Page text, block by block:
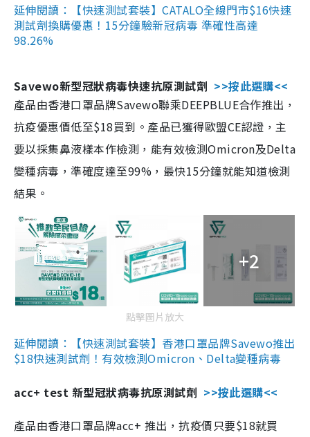
延伸閱讀：【快速測試套裝】CATALO全線門市$16快速
測試劑換購優惠！15分鐘驗新冠病毒 準確性高達
98.26%
Savewo新型冠狀病毒快速抗原測試劑 >>按此選購<<
產品由香港口罩品牌Savewo聯乘DEEPBLUE合作推出，
抗疫優惠價低至$18買到。產品已獲得歐盟CE認證，主
要以採集鼻液樣本作檢測，能有效檢測Omicron及Delta
變種病毒，準確度達至99%，最快15分鐘就能知道檢測
結果。
+2
點擊圖片放大
延伸閱讀：【快速測試套裝】香港口罩品牌Savewo推出
$18快速測試劑！有效檢測Omicron、Delta變種病毒
acc+ test 新型冠狀病毒抗原測試劑 >>按此選購<<
產品由香港口罩品牌acc+ 推出，抗疫價只要$18就買